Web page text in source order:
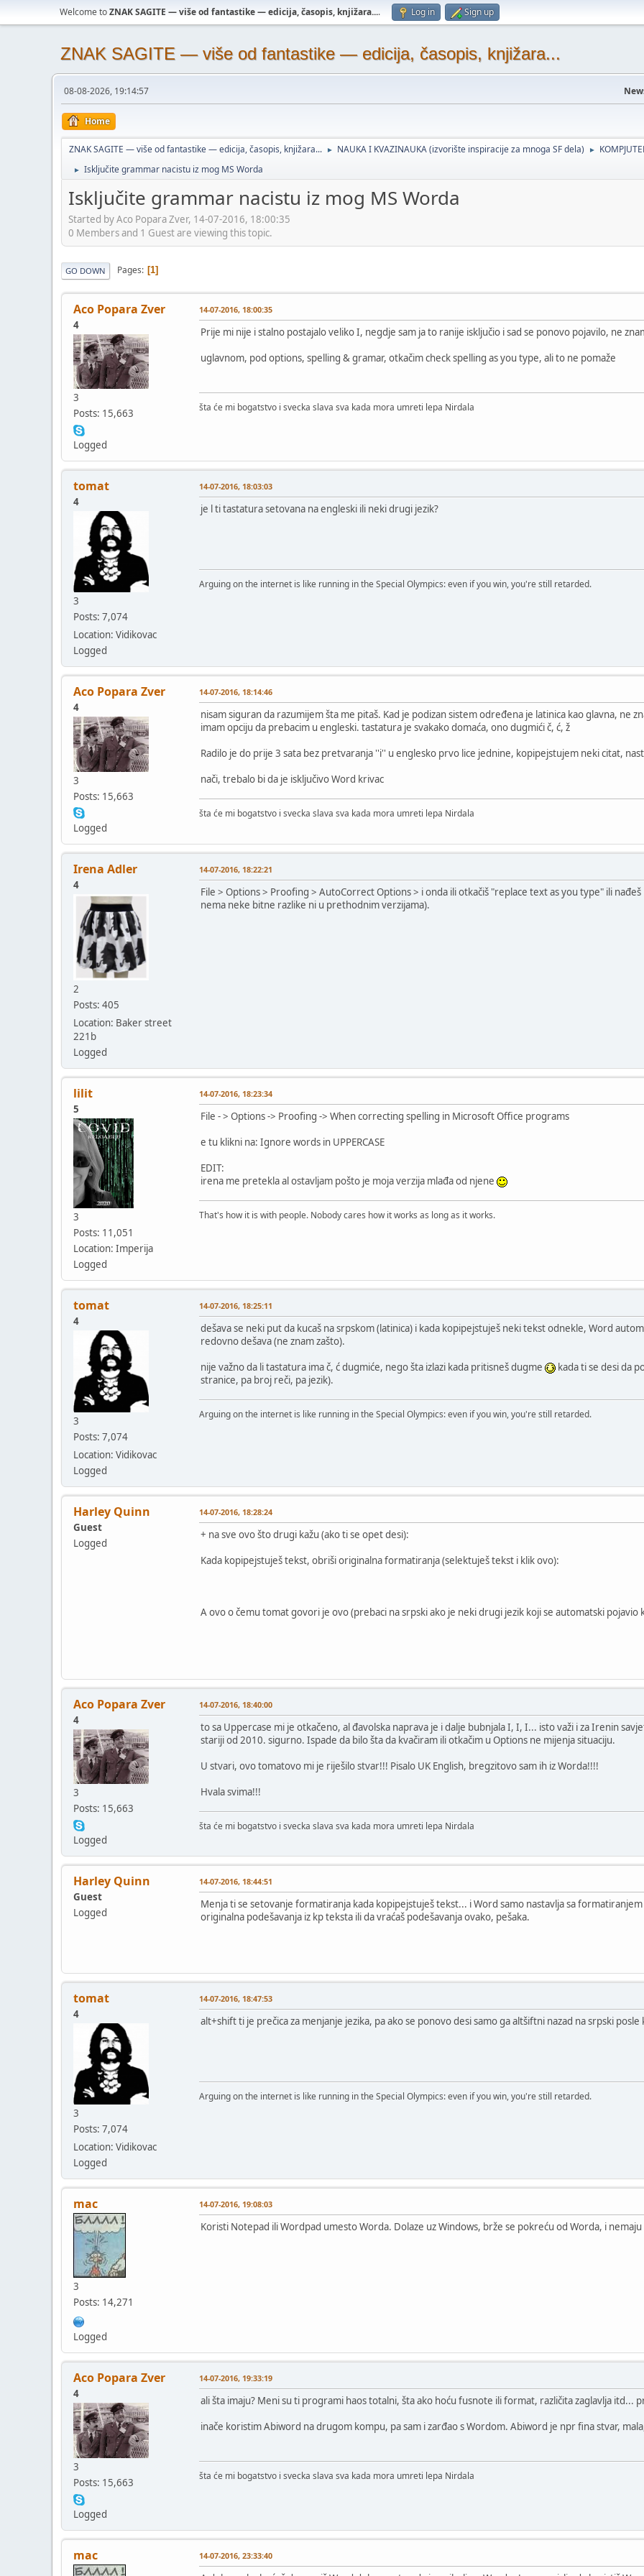
Welcome toZNAK SAGITE — više od fantastike — edicija, časopis, knjižara.... Log in Sign up
ZNAK SAGITE — više od fantastike — edicija, časopis, knjižara...
08-08-2026, 19:14:57
Home
ZNAK SAGITE — više od fantastike — edicija, časopis, knjižara... ► NAUKA I KVAZINAUKA (izvorište inspiracije za mnoga SF dela) ►
► Isključite grammar nacistu iz mog MS Worda
Isključite grammar nacistu iz mog MS Worda
Started by Aco Popara Zver, 14-07-2016, 18:00:35
0 Members and 1 Guest are viewing this topic.
GO DOWN Pages 1
Aco Popara Zver
4
3
Posts: 15,663
Logged
14-07-2016, 18:00:35
Prije mi nije i stalno postajalo veliko I, negdje sam ja to ranije isključio i sad se ponovo pojavilo, ne
uglavnom, pod options, spelling & gramar, otkačim check spelling as you type, ali to ne pomaže
šta će mi bogatstvo i svecka slava sva kada mora umreti lepa Nirdala
tomat
4
3
Posts: 7,074
Location: Vidikovac
Logged
14-07-2016, 18:03:03
je l ti tastatura setovana na engleski ili neki drugi jezik?
Arguing on the internet is like running in the Special Olympics: even if you win, you're still retarded.
Aco Popara Zver
4
3
Posts: 15,663
Logged
14-07-2016, 18:14:46
nisam siguran da razumijem šta me pitaš. Kad je podizan sistem određena je latinica kao glavna, ne
imam opciju da prebacim u engleski. tastatura je svakako domaća, ono dugmići č, ć, ž
Radilo je do prije 3 sata bez pretvaranja ''i'' u englesko prvo lice jednine, kopipejstujem neki citat,
nači, trebalo bi da je isključivo Word krivac
šta će mi bogatstvo i svecka slava sva kada mora umreti lepa Nirdala
Irena Adler
4
2
Posts: 405
Location: Baker street
221b
Logged
14-07-2016, 18:22:21
File > Options > Proofing > AutoCorrect Options > i onda ili otkačiš "replace text as you type" ili
nema neke bitne razlike ni u prethodnim verzijama).
lilit
5
3
Posts: 11,051
Location: Imperija
Logged
14-07-2016, 18:23:34
File - > Options -> Proofing -> When correcting spelling in Microsoft Office programs
e tu klikni na: Ignore words in UPPERCASE
EDIT:
irena me pretekla al ostavljam pošto je moja verzija mlađa od njene
That's how it is with people. Nobody cares how it works as long as it works.
tomat
4
3
Posts: 7,074
Location: Vidikovac
Logged
14-07-2016, 18:25:11
dešava se neki put da kucaš na srpskom (latinica) i kada kopipejstuješ neki tekst odnekle, Word
redovno dešava (ne znam zašto).
nije važno da li tastatura ima č, ć dugmiće, nego šta izlazi kada pritisneš dugme
kada ti se desi da
stranice, pa broj reči, pa jezik).
Arguing on the internet is like running in the Special Olympics: even if you win, you're still retarded.
Harley Quinn
Guest
Logged
14-07-2016, 18:28:24
+ na sve ovo što drugi kažu (ako ti se opet desi):
Kada kopipejstuješ tekst, obriši originalna formatiranja (selektuješ tekst i klik ovo):
A ovo o čemu tomat govori je ovo (prebaci na srpski ako je neki drugi jezik koji se automatski pojavio
Aco Popara Zver
4
3
Posts: 15,663
Logged
14-07-2016, 18:40:00
to sa Uppercase mi je otkačeno, al đavolska naprava je i dalje bubnjala I, I, I... isto važi i za Irenin
stariji od 2010. sigurno. Ispade da bilo šta da kvačiram ili otkačim u Options ne mijenja situaciju.
U stvari, ovo tomatovo mi je riješilo stvar!!! Pisalo UK English, bregzitovo sam ih iz Worda!!!!
Hvala svima!!!
šta će mi bogatstvo i svecka slava sva kada mora umreti lepa Nirdala
Harley Quinn
Guest
Logged
14-07-2016, 18:44:51
Menja ti se setovanje formatiranja kada kopipejstuješ tekst... i Word samo nastavlja sa
originalna podešavanja iz kp teksta ili da vraćaš podešavanja ovako, pešaka.
tomat
4
3
Posts: 7,074
Location: Vidikovac
Logged
14-07-2016, 18:47:53
alt+shift ti je prečica za menjanje jezika, pa ako se ponovo desi samo ga altšiftni nazad na srpski
Arguing on the internet is like running in the Special Olympics: even if you win, you're still retarded.
mac
3
Posts: 14,271
Logged
14-07-2016, 19:08:03
Koristi Notepad ili Wordpad umesto Worda. Dolaze uz Windows, brže se pokreću od Worda, i
Aco Popara Zver
4
3
Posts: 15,663
Logged
14-07-2016, 19:33:19
ali šta imaju? Meni su ti programi haos totalni, šta ako hoću fusnote ili format, različita zaglavlja
inače koristim Abiword na drugom kompu, pa sam i zarđao s Wordom. Abiword je npr fina stvar,
šta će mi bogatstvo i svecka slava sva kada mora umreti lepa Nirdala
mac 14-07-2016, 23:33:40